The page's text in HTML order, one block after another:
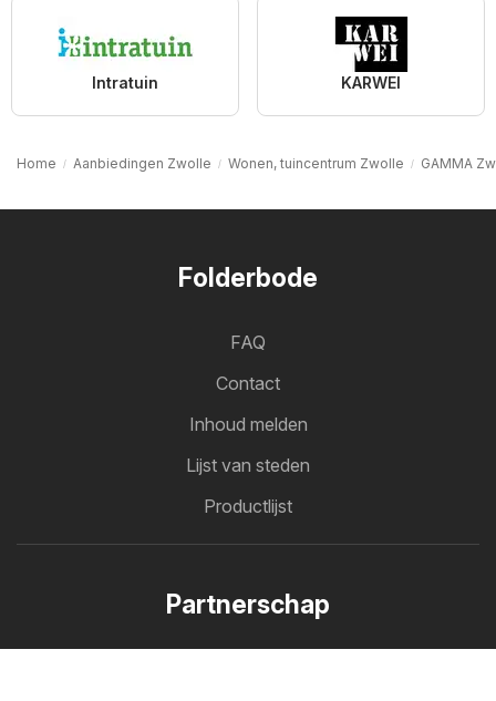
Intratuin KARWEI
Home Aanbiedingen Zwolle Wonen, tuincentrum Zwolle GAMMA
Folderbode
FAQ
Contact
Inhoud melden
Lijst van steden
Productlijst
Partnerschap